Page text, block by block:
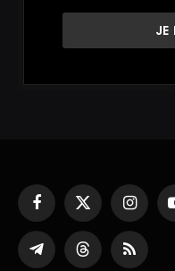
Facebook
X
(Twitter)
PartagerThreadsRSS